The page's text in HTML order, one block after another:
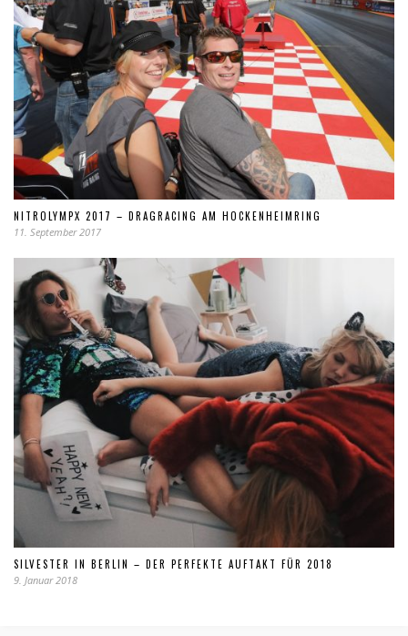
NITROLYMPX 2017 – DRAGRACING AM HOCKENHEIMRING
11. September 2017
SILVESTER IN BERLIN – DER PERFEKTE AUFTAKT FÜR 2018
9. Januar 2018